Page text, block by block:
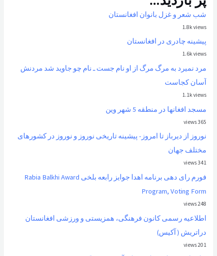
شب شعر و غزل بانوان افغانستان
1.8k views
پیشینه چادری در افغانستان
1.6k views
مرد نمیرد به مرگ مرگ از او نام جست ـ نام چو جاوید شد مردنش
آسان کجاست
1.1k views
مسجد افغانها در منطقه 5 شهر وین
365 views
نوروز از ديرباز تا امروز- پیشینه تاریخی نوروز و نوروز در کشورهای
مختلف جهان
341 views
فورم رای دهی برنامه اهدا جوایز رابعه بلخی Rabia Balkhi Award
Program, Voting Form
248 views
اطلاعیه رسمی کانون فرهنگی، همزیستی و ورزشی افغانستان
دراتریش ( آکیس)
201 views